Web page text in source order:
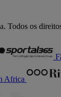
Todos os
Africa